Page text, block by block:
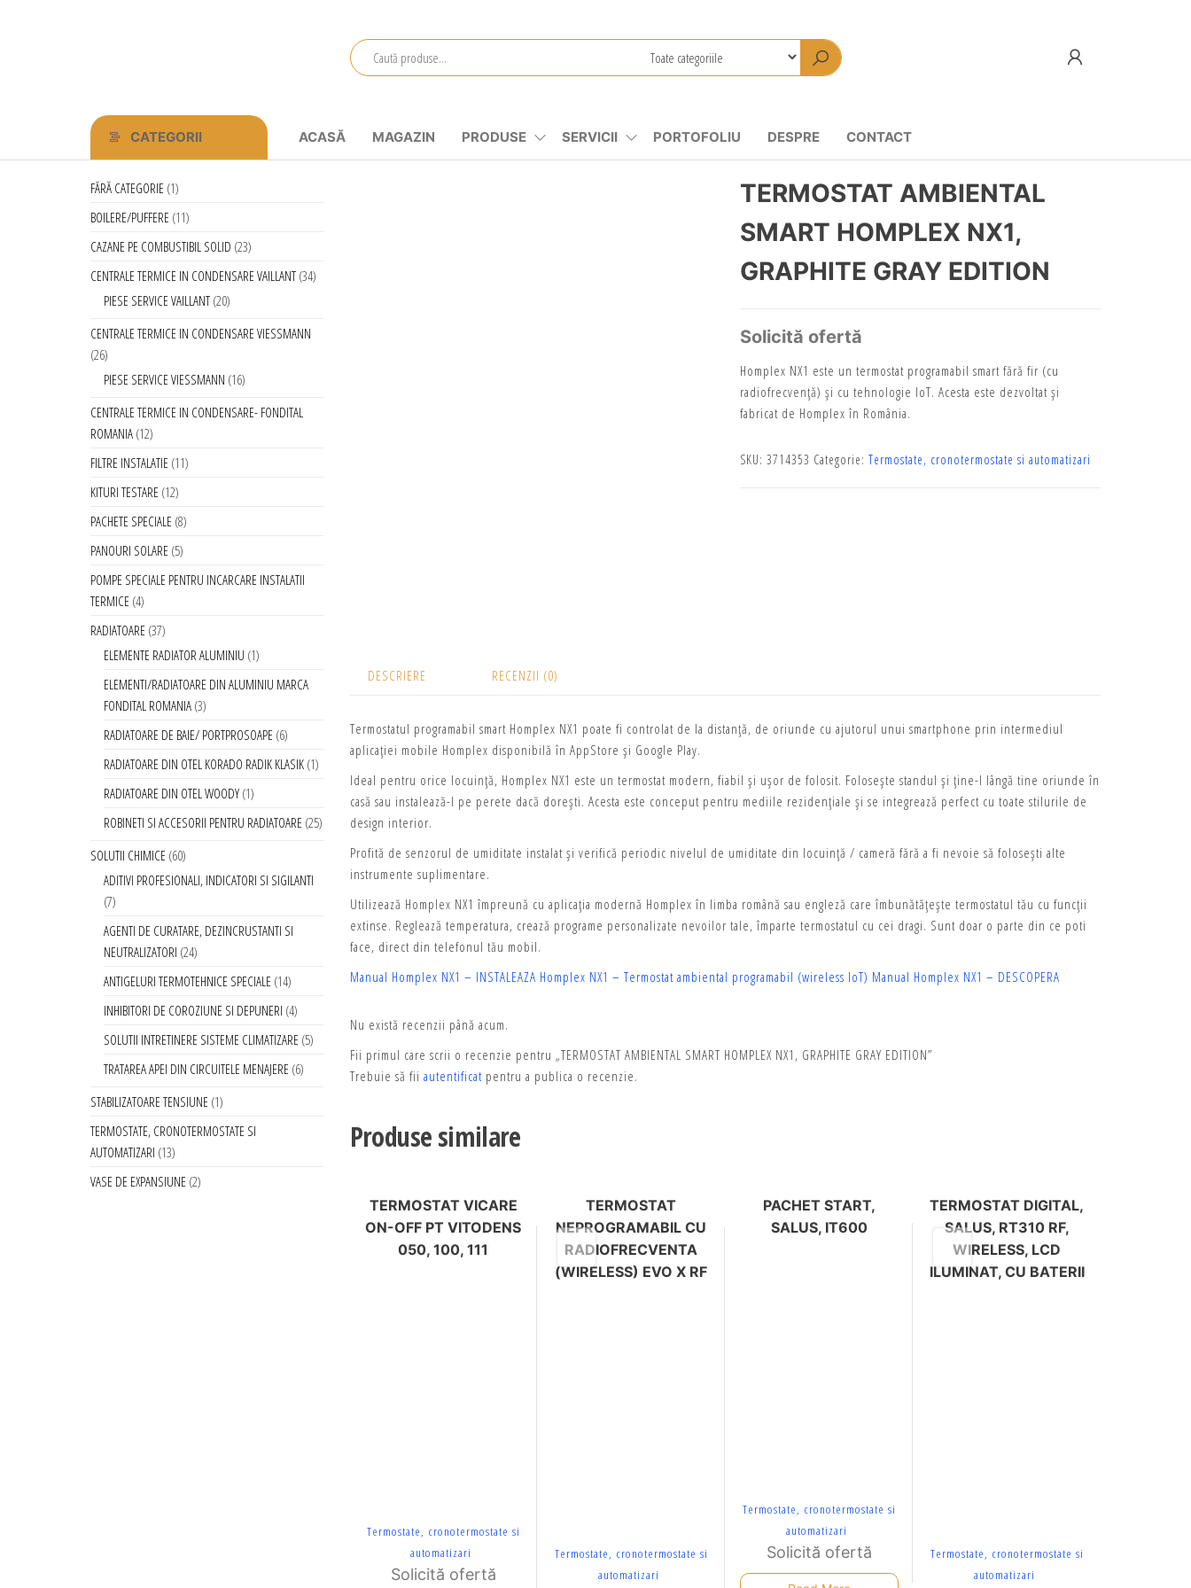
CATEGORII ACASĂ MAGAZIN PRODUSE SERVICII PORTOFOLIU DESPRE CONTACT
TERMOSTAT AMBIENTAL
SMART HOMPLEX NX1,
GRAPHITE GRAY EDITION
Solicită ofertă
Homplex NX1 este un termostat programabil smart fără fir (cu
radiofrecvență) și cu tehnologie IoT. Acesta este dezvoltat și
fabricat de Homplex în România.
SKU:3714353 Categorie:Termostate, cronotermostate si automatizari
DESCRIERE RECENZII (0)
Termostatul programabil smart Homplex NX1 poate fi controlat de la distanță, de oriunde cu ajutorul unui smartphone prin intermediul
aplicației mobile Homplex disponibilă în AppStore și Google Play.
Ideal pentru orice locuință, Homplex NX1 este un termostat modern, fiabil și ușor de folosit. Folosește standul și ține-l lângă tine oriunde în
casă sau instalează-l pe perete dacă dorești. Acesta este conceput pentru mediile rezidențiale și se integrează perfect cu toate stilurile de
design interior.
Profită de senzorul de umiditate instalat și verifică periodic nivelul de umiditate din locuință / cameră fără a fi nevoie să folosești alte
instrumente suplimentare.
Utilizează Homplex NX1 împreună cu aplicația modernă Homplex în limba română sau engleză care îmbunătățește termostatul tău cu funcții
extinse. Reglează temperatura, crează programe personalizate nevoilor tale, împarte termostatul cu cei dragi. Sunt doar o parte din ce poti
face, direct din telefonul tău mobil.
Manual Homplex NX1 – INSTALEAZA Homplex NX1 – Termostat ambiental programabil (wireless IoT) Manual Homplex NX1 – DESCOPERA
Nu există recenzii până acum.
Fii primul care scrii o recenzie pentru „TERMOSTAT AMBIENTAL SMART HOMPLEX NX1, GRAPHITE GRAY EDITION”
Trebuie să fii autentificatpentru a publica o recenzie.
Produse similare
TERMOSTAT VICARE
ON-OFF PT VITODENS
050, 100, 111
Termostate, cronotermostate si
automatizari
Solicită ofertă
TERMOSTAT
NEPROGRAMABIL CU
RADIOFRECVENTA
(WIRELESS) EVO X RF
Termostate, cronotermostate si
automatizari
PACHET START,
SALUS, IT600
Termostate, cronotermostate si
automatizari
Solicită ofertă
TERMOSTAT DIGITAL,
SALUS, RT310 RF,
WIRELESS, LCD
ILUMINAT, CU BATERII
Termostate, cronotermostate si
automatizari
FĂRĂ CATEGORIE 1
BOILERE/PUFFERE 11
CAZANE PE COMBUSTIBIL SOLID 23
CENTRALE TERMICE IN CONDENSARE VAILLANT 34
PIESE SERVICE VAILLANT 20
CENTRALE TERMICE IN CONDENSARE VIESSMANN
26
PIESE SERVICE VIESSMANN 16
CENTRALE TERMICE IN CONDENSARE- FONDITAL
ROMANIA 12
FILTRE INSTALATIE 11
KITURI TESTARE 12
PACHETE SPECIALE 8
PANOURI SOLARE 5
POMPE SPECIALE PENTRU INCARCARE INSTALATII
TERMICE 4
RADIATOARE 37
ELEMENTE RADIATOR ALUMINIU 1
ELEMENTI/RADIATOARE DIN ALUMINIU MARCA
FONDITAL ROMANIA 3
RADIATOARE DE BAIE/ PORTPROSOAPE 6
RADIATOARE DIN OTEL KORADO RADIK KLASIK 1
RADIATOARE DIN OTEL WOODY 1
ROBINETI SI ACCESORII PENTRU RADIATOARE 25
SOLUTII CHIMICE 60
ADITIVI PROFESIONALI, INDICATORI SI SIGILANTI
7
AGENTI DE CURATARE, DEZINCRUSTANTI SI
NEUTRALIZATORI 24
ANTIGELURI TERMOTEHNICE SPECIALE 14
INHIBITORI DE COROZIUNE SI DEPUNERI 4
SOLUTII INTRETINERE SISTEME CLIMATIZARE 5
TRATAREA APEI DIN CIRCUITELE MENAJERE 6
STABILIZATOARE TENSIUNE 1
TERMOSTATE, CRONOTERMOSTATE SI
AUTOMATIZARI 13
VASE DE EXPANSIUNE 2